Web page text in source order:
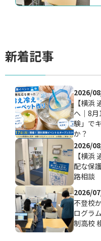
新着記事
2026/
【横浜
へ｜8
験」で
か？
2026/
【横浜
配な保
路相談
2026/
不登校
ログラ
制高校